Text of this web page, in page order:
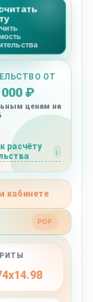
ОТ
000 ₽
ценам на
расчёту
кабинете
PDF